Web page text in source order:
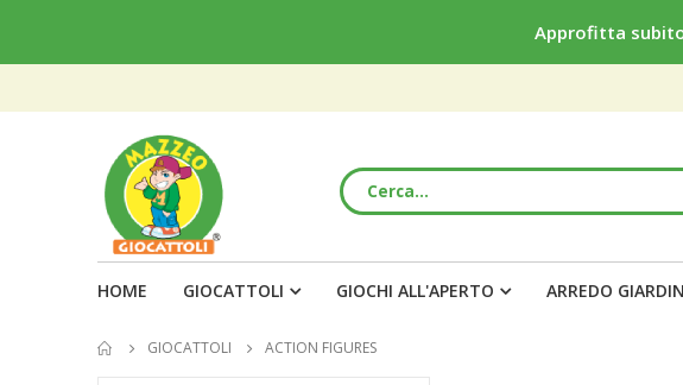
Approfitta
HOME GIOCATTOLI GIOCHI ALL'APERTO ARREDO
GIOCATTOLI ACTION FIGURES